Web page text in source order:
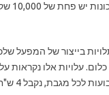
בייצור של המפעל